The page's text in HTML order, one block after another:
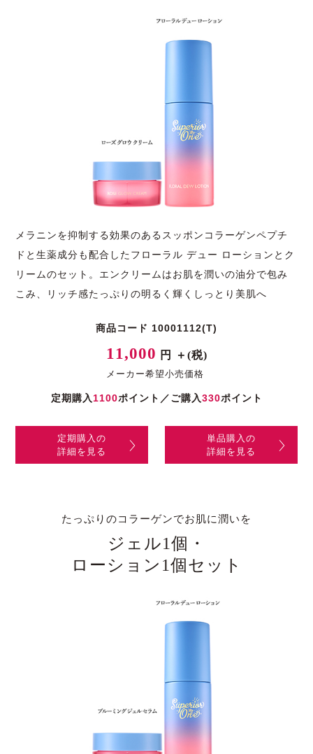
メラニンを抑制する効果のあるスッポンコラーゲンペプチ
ドと生薬成分も配合したフローラル デュー ローションとク
リームのセット。エンクリームはお肌を潤いの油分で包み
こみ、リッチ感たっぷりの明るく輝くしっとり美肌へ
商品コード 10001112(T)
11,000 円 ＋(税)
メーカー希望小売価格
定期購入 1100ポイント／ご購入330ポイント
定期購入の
詳細を見る
単品購入の
詳細を見る
たっぷりのコラーゲンでお肌に潤いを
ジェル1個・
ローション1個セット